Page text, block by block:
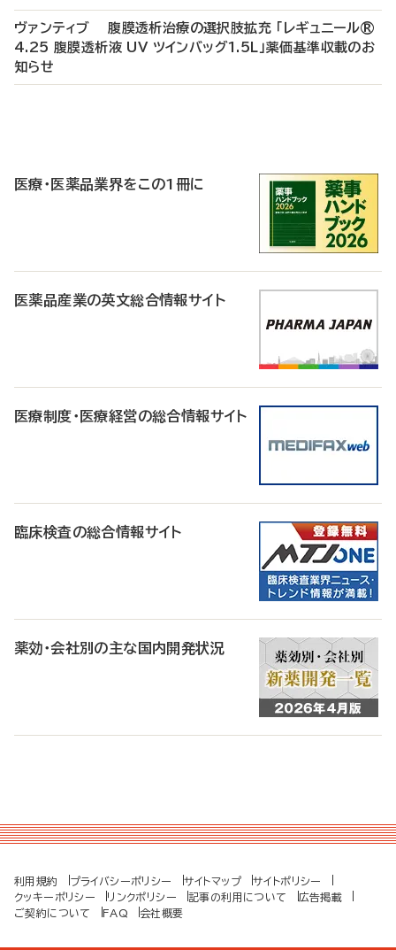
ヴァンティブ 腹膜透析治療の選択肢拡充 「レギュニール®
4.25 腹膜透析液 UV ツインバッグ1.5L」薬価基準収載のお
知らせ
医療・医薬品業界をこの1冊に
医薬品産業の英文総合情報サイト
医療制度・医療経営の総合情報サイト
臨床検査の総合情報サイト
薬効・会社別の主な国内開発状況
利用規約 プライバシーポリシー サイトマップ
サイトポリシー
クッキーポリシー
リンクポリシー 記事の利用について
広告掲載
ご契約について
FAQ 会社概要